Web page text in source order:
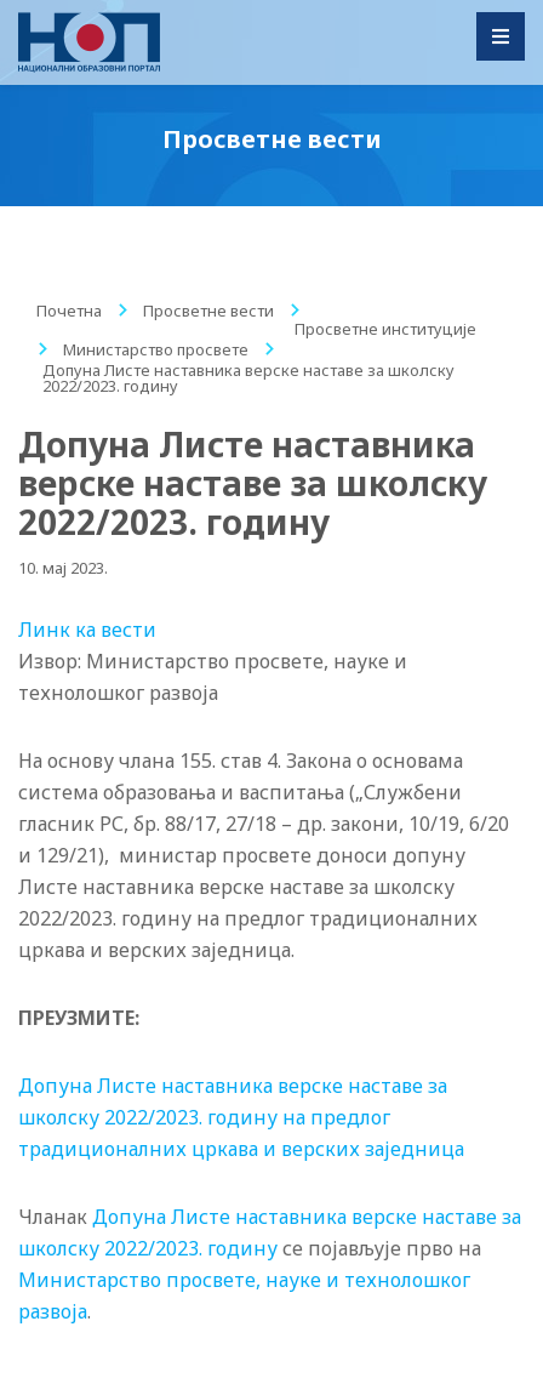
Просветне вести
Почетна / Просветне вести
/
Просветне институције
/
Министарство просвете
/
Допуна Листе наставника верске наставе за школску
2022/2023. годину
Допуна Листе наставника
верске наставе за школску
2022/2023. годину
10. мај 2023.
Линк ка вести
Извор: Министарство просвете, науке и
технолошког развоја
На основу члана 155. став 4. Закона о основама
система образовања и васпитања („Службени
гласник РС, бр. 88/17, 27/18 – др. закони, 10/19, 6/20
и 129/21), министар просвете доноси допуну
Листе наставника верске наставе за школску
2022/2023. годину на предлог традиционалних
цркава и верских заједница.
ПРЕУЗМИТЕ:
Допуна Листе наставника верске наставе за
школску 2022/2023. годину на предлог
традиционалних цркава и верских заједница
ЧланакДопуна Листе наставника верске наставе за
школску 2022/2023. годинусе појављује прво на
Министарство просвете, науке и технолошког
развоја.